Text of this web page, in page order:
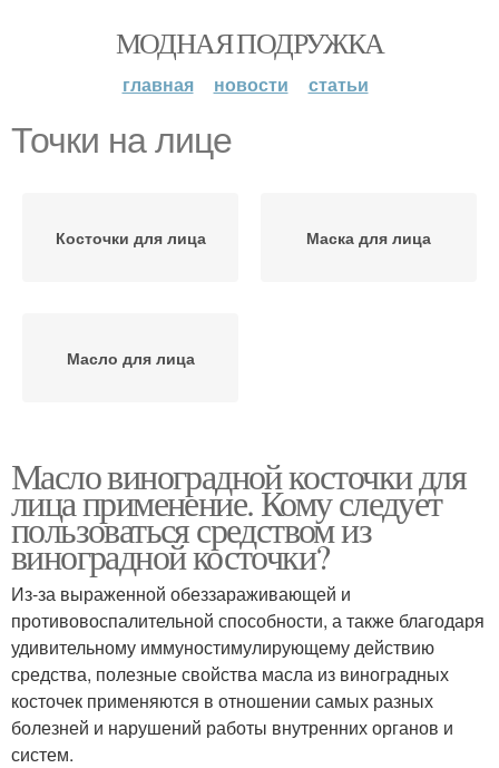
МОДНАЯ ПОДРУЖКА
главная новости статьи
Точки на лице
Косточки для лица Маска для лица
Масло для лица
Масло виноградной косточки для
лица применение. Кому следует
пользоваться средством из
виноградной косточки?
Из-за выраженной обеззараживающей и
противовоспалительной способности, а также благодаря
удивительному иммуностимулирующему действию
средства, полезные свойства масла из виноградных
косточек применяются в отношении самых разных
болезней и нарушений работы внутренних органов и
систем.